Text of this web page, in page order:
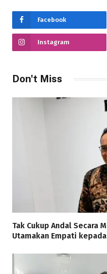
Facebook
Instagram
Don't Miss
Tak Cukup Andal Secara
Utamakan Empati